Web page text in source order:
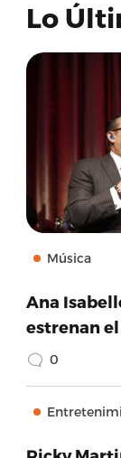
Lo
Música
Ana
estrenan el
0